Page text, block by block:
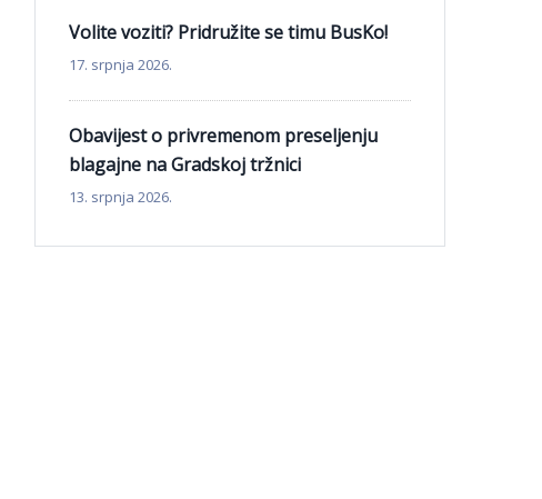
Volite voziti? Pridružite se timu BusKo!
17. srpnja 2026.
Obavijest o privremenom preseljenju
blagajne na Gradskoj tržnici
13. srpnja 2026.